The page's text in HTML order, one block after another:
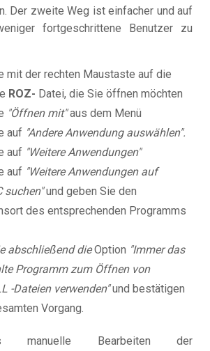
Der zweite Weg ist einfacher und auf
fortgeschrittene Benutzer zu
mit der rechten Maustaste auf die
ROZ- Datei, die Sie öffnen möchten
"Öffnen mit"aus dem Menü
auf "Andere Anwendung auswählen".
auf "Weitere Anwendungen"
auf "Weitere Anwendungen auf
suchen"und geben Sie den
des entsprechenden Programms
abschließend dieOption "Immer das
Programm zum Öffnen von
-Dateien verwenden"und bestätigen
Vorgang.
manuelle Bearbeiten der